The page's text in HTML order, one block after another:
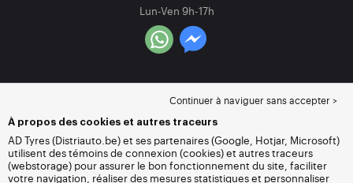
Lun-Ven 9h-17h
Continuer à naviguer sans accepter >
À propos des cookies et autres traceurs
AD Tyres (Distriauto.be) et ses partenaires (Google, Hotjar, Microsoft)
utilisent des témoins de connexion (cookies) et autres traceurs
(webstorage) pour assurer le bon fonctionnement du site, faciliter
votre navigation, réaliser des mesures statistiques et personnaliser